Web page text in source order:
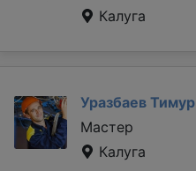
Калуга
Уразбаев Тимур
Мастер
Калуга